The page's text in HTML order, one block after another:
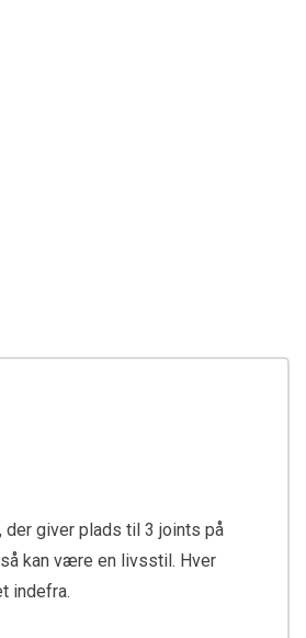
der giver plads til 3 joints på
kan være en livsstil. Hver
indefra.